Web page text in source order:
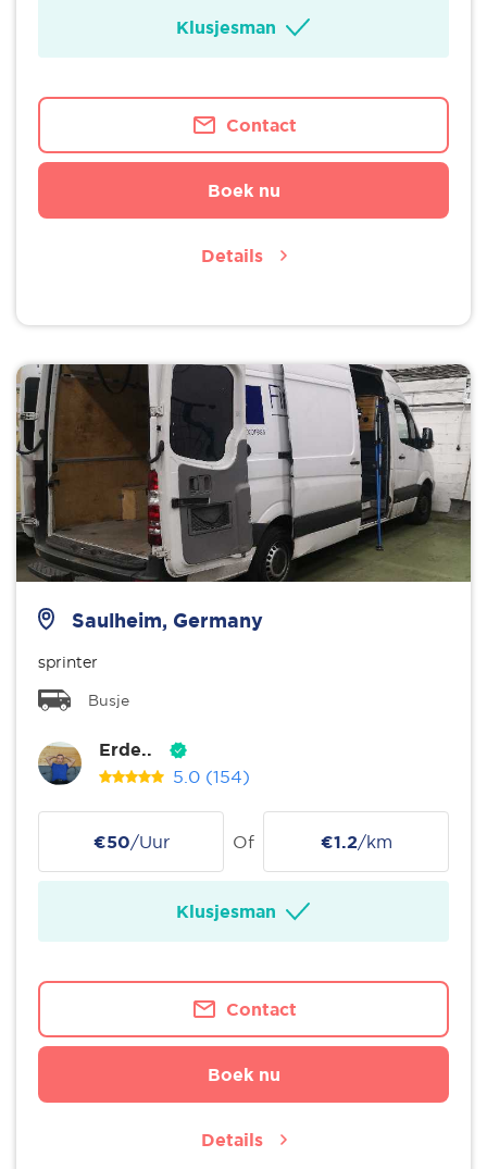
Klusjesman
Contact
Boek nu
Details
Saulheim, Germany
sprinter
Busje
Erde..
5.0 (154)
€50/Uur Of €1.2/km
Klusjesman
Contact
Boek nu
Details